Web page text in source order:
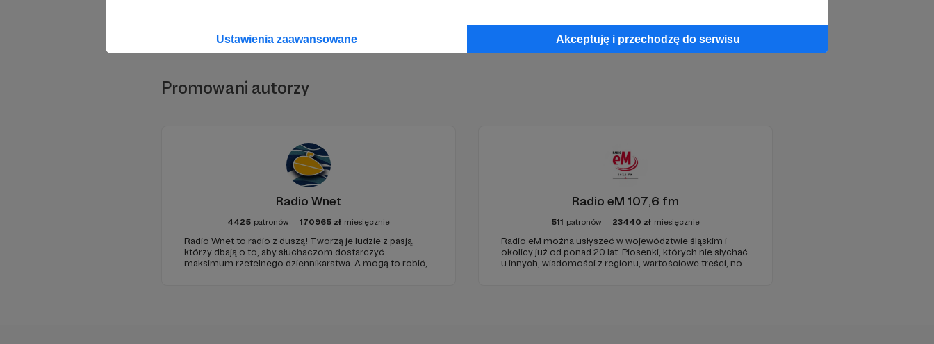
Ustawienia zaawansowane Akceptuję i przechodzę do serwisu
Promowani autorzy
Radio Wnet
4425 patronów 170965 zł miesięcznie
Radio Wnet to radio z duszą! Tworzą je ludzie z pasją,
którzy dbają o to, aby słuchaczom dostarczyć
maksimum rzetelnego dziennikarstwa. A mogą to robić,
Radio eM 107,6 fm
511 patronów 23440 zł miesięcznie
Radio eM można usłyszeć w województwie śląskim i
okolicy już od ponad 20 lat. Piosenki, których nie słychać
u innych, wiadomości z regionu, wartościowe treści, no i